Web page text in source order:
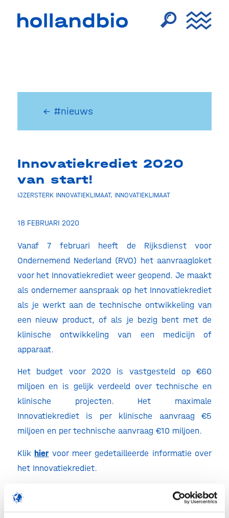
← #nieuws
Innovatiekrediet 2020
van start!
IJZERSTERK INNOVATIEKLIMAAT, INNOVATIEKLIMAAT
18 FEBRUARI 2020
Vanaf 7 februari heeft de Rijksdienst voor
Ondernemend Nederland (RVO) het aanvraagloket
voor het Innovatiekrediet weer geopend. Je maakt
als ondernemer aanspraak op het Innovatiekrediet
als je werkt aan de technische ontwikkeling van
een nieuw product, of als je bezig bent met de
klinische ontwikkeling van een medicijn of
apparaat.
Het budget voor 2020 is vastgesteld op €60
miljoen en is gelijk verdeeld over technische en
klinische projecten. Het maximale
Innovatiekrediet is per klinische aanvraag €5
miljoen en per technische aanvraag €10 miljoen.
Klikhier voor meer gedetailleerde informatie over
het Innovatiekrediet.
Klik
om te lezen hoe ondernemers het
Innovatiekrediet in de praktijk ervaren.